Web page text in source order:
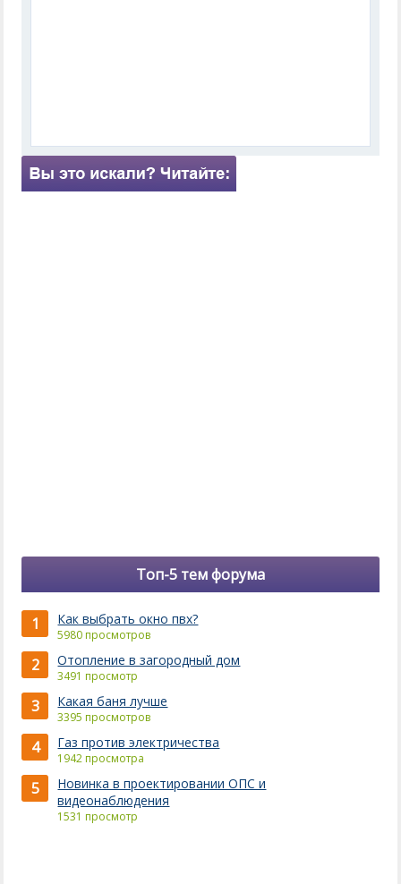
Топ-5 тем форума
1 Как выбрать окно пвх?
5980 просмотров
2 Отопление в загородный дом
3491 просмотр
3 Какая баня лучше
3395 просмотров
4 Газ против электричества
1942 просмотра
5
Новинка в проектировании ОПС и
видеонаблюдения
1531 просмотр